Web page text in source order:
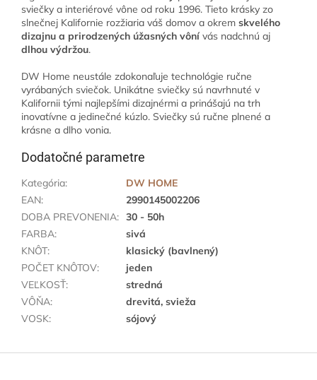
sviečky a interiérové vône od roku 1996. Tieto krásky zo
slnečnej Kalifornie rozžiaria váš domov a okrem skvelého
dizajnu a prirodzených úžasných vôní vás nadchnú aj
dlhou výdržou.
DW Home neustále zdokonaľuje technológie ručne
vyrábaných sviečok. Unikátne sviečky sú navrhnuté v
Kalifornii tými najlepšími dizajnérmi a prinášajú na trh
inovatívne a jedinečné kúzlo. Sviečky sú ručne plnené a
krásne a dlho vonia.
Dodatočné parametre
Kategória:
DW HOME
EAN:
2990145002206
DOBA PREVONENIA: 30 - 50h
FARBA:
sivá
KNÔT:
klasický (bavlnený)
POČET KNÔTOV:
jeden
VEĽKOSŤ:
stredná
VÔŇA:
drevitá, svieža
VOSK: sójový